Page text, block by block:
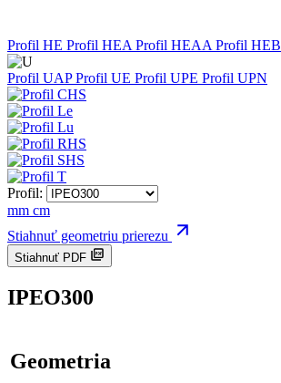
Profil HE Profil HEA Profil HEAA Profil HEB
Profil UAPProfil UE Profil UPE Profil UPN
Profil:
mm cm
Stiahnuť geometriu prierezu
Stiahnuť PDF
IPEO300
Geometria